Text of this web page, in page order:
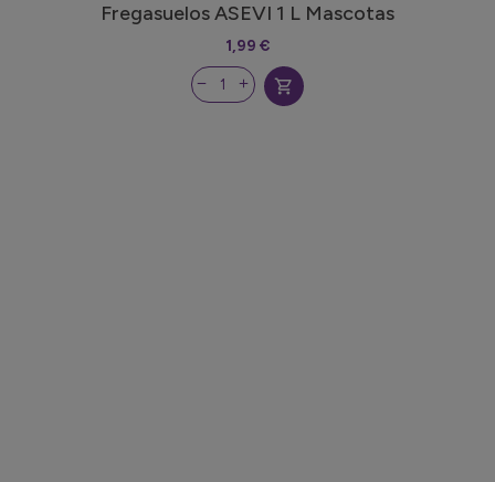
Fregasuelos ASEVI 1 L Mascotas
1,99 €
shopping_cart